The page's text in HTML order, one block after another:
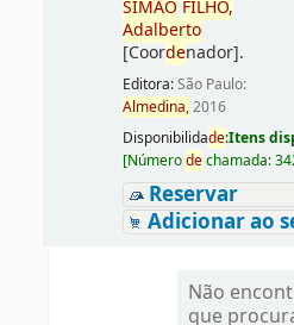
SIMÃO FILHO,
Adalberto
[Coordenador].
Editora:São Paulo:
Almedina,2016
Disponibilidade:Itens
[Númerodechamada:
Reservar
Adicionar ao
Não
que